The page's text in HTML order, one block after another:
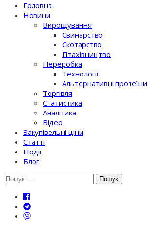
Головна
Новини
Вирощування
Свинарство
Скотарство
Птахівництво
Переробка
Технології
Альтернативні протеїни
Торгівля
Статистика
Аналітика
Відео
Закупівельні ціни
Статті
Події
Блог
Шукати: